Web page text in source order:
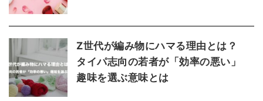
Z世代が編み物にハマる理由とは？
タイパ志向の若者が「効率の悪い」
趣味を選ぶ意味とは